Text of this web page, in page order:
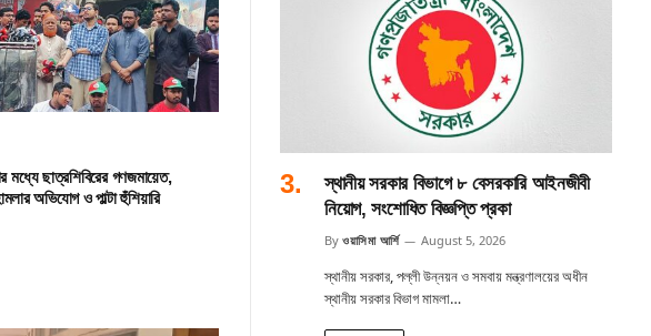
মধ্যে ছাত্রশিবিরের গণজমায়েত,
অভিযোগ ও পাল্টা হুঁশিয়ারি
স্থানীয় সরকার বিভাগে ৮ বেসরকারি আইনজীবী
নিয়োগ, সংশোধিত বিজ্ঞপ্তি প্রকা
By ওয়াসিমা আর্শি August 5, 2026
স্থানীয় সরকার, পল্লী উন্নয়ন ও সমবায় মন্ত্রণালয়ের অধীন
স্থানীয় সরকার বিভাগ মামলা…